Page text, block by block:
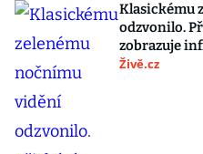
Klasickému
odzvonilo.
zobrazuje
Živě.cz